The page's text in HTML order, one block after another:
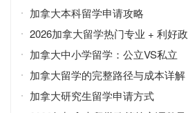
加拿大本科留学申请攻略
2026加拿大留学热门专业 + 利好
加拿大中小学留学：公立VS私立
加拿大留学的完整路径与成本详解
加拿大研究生留学申请方式